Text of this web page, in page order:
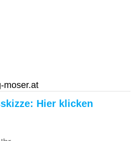
moser.at
Hier klicken